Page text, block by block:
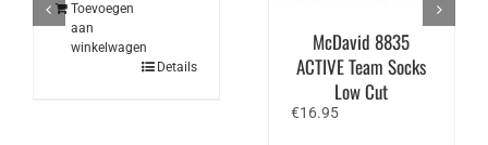
Toevoegen
aan
winkelwagen
Details
McDavid 8835
ACTIVE Team Socks
Low Cut
€16.95